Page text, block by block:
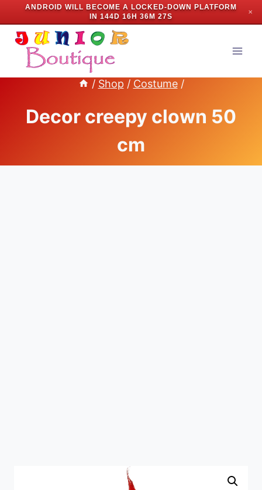
ANDROID WILL BECOME A LOCKED-DOWN PLATFORM
IN 144D 16H 36M 26S
✕
Skip
content
/ Shop / Costume /
Decor creepy clown 50
cm